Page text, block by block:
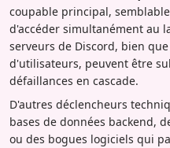
coupable principal,
d'accéder simultanément au
serveurs de Discord, bien
d'utilisateurs, peuvent être
défaillances en cascade.
D'autres déclencheurs
bases de données backend,
ou des bogues logiciels qui